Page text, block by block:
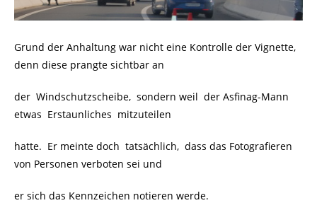
Grund der Anhaltung war nicht eine Kontrolle der Vignette,
denn diese prangte sichtbar an
der Windschutzscheibe, sondern weil der Asfinag-Mann
etwas Erstaunliches mitzuteilen
hatte. Er meinte doch tatsächlich, dass das Fotografieren
von Personen verboten sei und
er sich das Kennzeichen notieren werde.